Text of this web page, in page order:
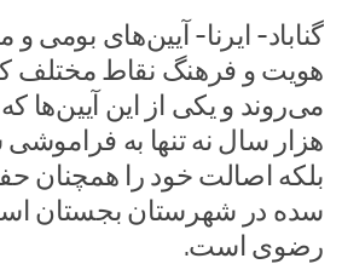
گناباد- ایرنا- آیین‌های بومی
هویت و فرهنگ نقاط مختلف
می‌روند و یکی از این آیین‌ها
هزار سال نه تنها به
بلکه اصالت خود را
سده در شهرستان بجستان
رضوی است.